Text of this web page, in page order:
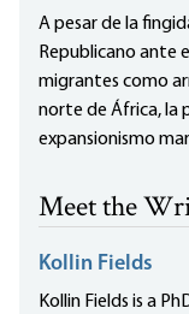
A pesar de la
Republicano ante
migrantes como
norte de África, la
expansionismo
Meet the
Kollin Fields
Kollin Fields is a